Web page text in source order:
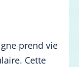
prend vie
Cette